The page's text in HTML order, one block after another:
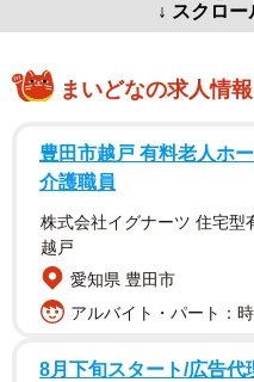
↓ スクロー
まいどなの求人情報
豊田市越戸 有料老人ホ
介護職員
株式会社イグナーツ 住宅型
越戸
愛知県 豊田市
アルバイト・パート：
8月下旬スタート/広告代